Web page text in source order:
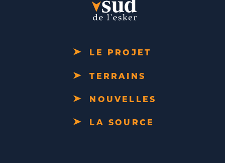
LE PROJET
TERRAINS
NOUVELLES
LA SOURCE